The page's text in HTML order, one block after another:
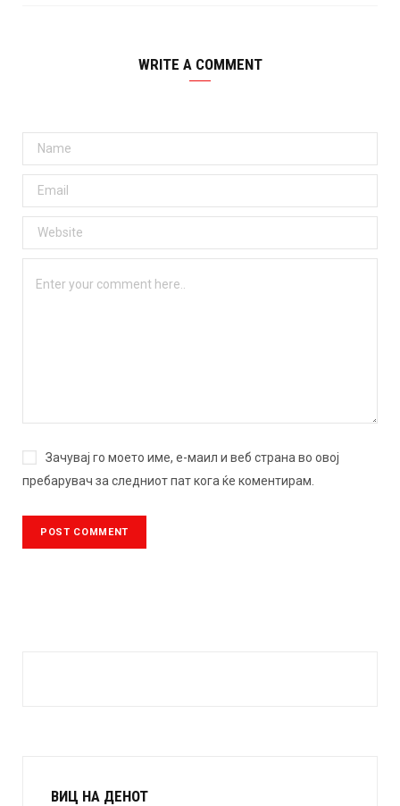
WRITE A COMMENT
Зачувај го моето име, е-маил и веб страна во овој
пребарувач за следниот пат кога ќе коментирам.
ВИЦ НА ДЕНОТ